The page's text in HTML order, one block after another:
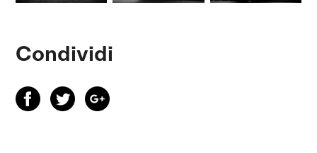
Condividi